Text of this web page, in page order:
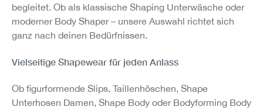
begleitet. Ob als klassische Shaping Unterwäsche oder
moderner Body Shaper – unsere Auswahl richtet sich
ganz nach deinen Bedürfnissen.
Vielseitige Shapewear für jeden Anlass
Ob figurformende Slips, Taillenhöschen, Shape
Unterhosen Damen, Shape Body oder Bodyforming Body